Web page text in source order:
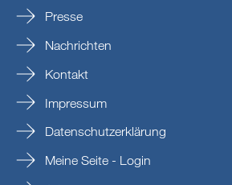
Presse
Nachrichten
Kontakt
Impressum
Datenschutzerklärung
Meine Seite - Login